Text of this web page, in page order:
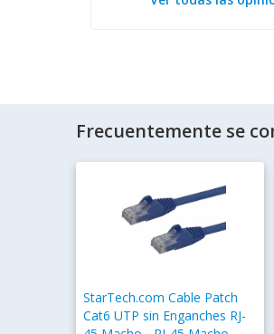
Frecuentemente se
StarTech.com Cable Patch
Cat6 UTP sin Enganches RJ-